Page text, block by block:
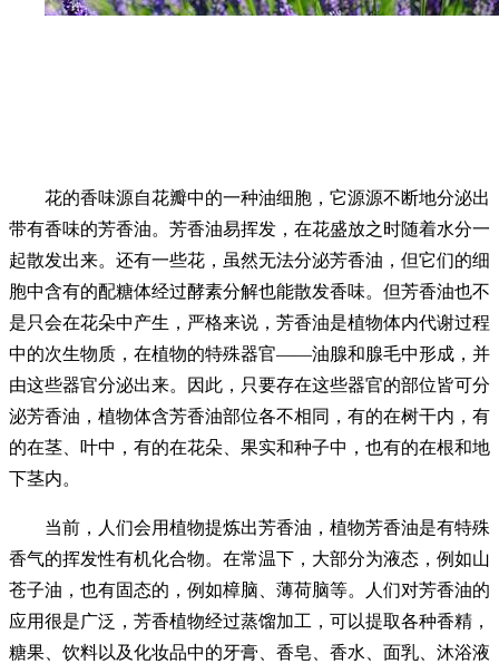
花的香味源自花瓣中的一种油细胞，它源源不断地分泌出
带有香味的芳香油。芳香油易挥发，在花盛放之时随着水分一
起散发出来。还有一些花，虽然无法分泌芳香油，但它们的细
胞中含有的配糖体经过酵素分解也能散发香味。但芳香油也不
是只会在花朵中产生，严格来说，芳香油是植物体内代谢过程
中的次生物质，在植物的特殊器官——油腺和腺毛中形成，并
由这些器官分泌出来。因此，只要存在这些器官的部位皆可分
泌芳香油，植物体含芳香油部位各不相同，有的在树干内，有
的在茎、叶中，有的在花朵、果实和种子中，也有的在根和地
下茎内。
当前，人们会用植物提炼出芳香油，植物芳香油是有特殊
香气的挥发性有机化合物。在常温下，大部分为液态，例如山
苍子油，也有固态的，例如樟脑、薄荷脑等。人们对芳香油的
应用很是广泛，芳香植物经过蒸馏加工，可以提取各种香精，
糖果、饮料以及化妆品中的牙膏、香皂、香水、面乳、沐浴液